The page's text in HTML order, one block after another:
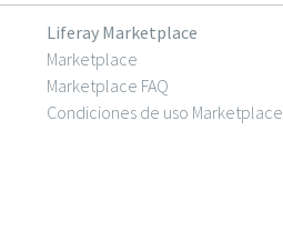
Liferay Marketplace
Marketplace
Marketplace FAQ
Condiciones de uso Marketplace